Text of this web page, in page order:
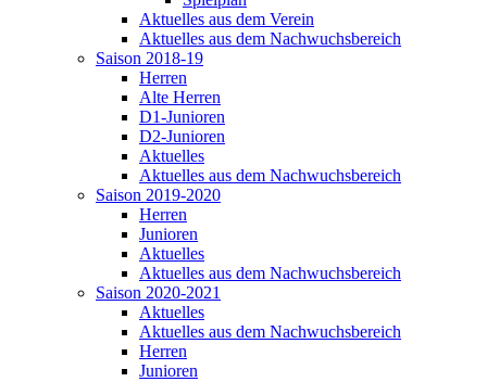
Aktuelles aus dem Verein
Aktuelles aus dem Nachwuchsbereich
Saison 2018-19
Herren
Alte Herren
D1-Junioren
D2-Junioren
Aktuelles
Aktuelles aus dem Nachwuchsbereich
Saison 2019-2020
Herren
Junioren
Aktuelles
Aktuelles aus dem Nachwuchsbereich
Saison 2020-2021
Aktuelles
Aktuelles aus dem Nachwuchsbereich
Herren
Junioren